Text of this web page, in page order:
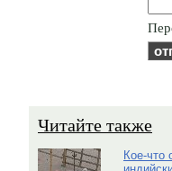
Читайте также
Кое-что